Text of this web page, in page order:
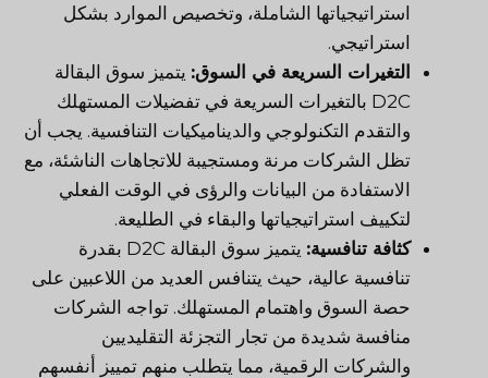
استراتيجياتها الشاملة، وتخصيص الموارد بشكل
استراتيجي.
التغيرات السريعة في السوق: يتميز سوق البقالة
D2C بالتغيرات السريعة في تفضيلات المستهلك
والتقدم التكنولوجي والديناميكيات التنافسية. يجب أن
تظل الشركات مرنة ومستجيبة للاتجاهات الناشئة، مع
الاستفادة من البيانات والرؤى في الوقت الفعلي
لتكييف استراتيجياتها والبقاء في الطليعة.
كثافة تنافسية:
يتميز سوق البقالة D2C بقدرة
تنافسية عالية، حيث يتنافس العديد من اللاعبين على
حصة السوق واهتمام المستهلك. تواجه الشركات
منافسة شديدة من تجار التجزئة التقليديين
والشركات الرقمية، مما يتطلب منهم تمييز أنفسهم